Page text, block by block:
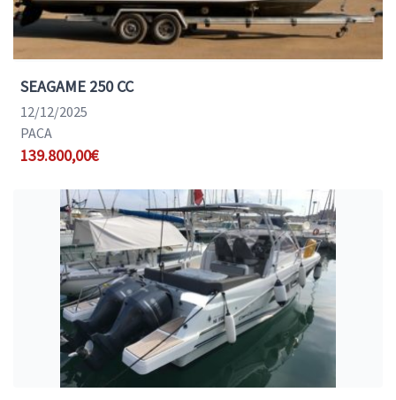
SEAGAME 250 CC
12/12/2025
PACA
139.800,00€